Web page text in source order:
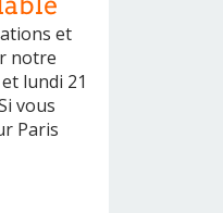
et
notre
lundi 21
vous
Paris